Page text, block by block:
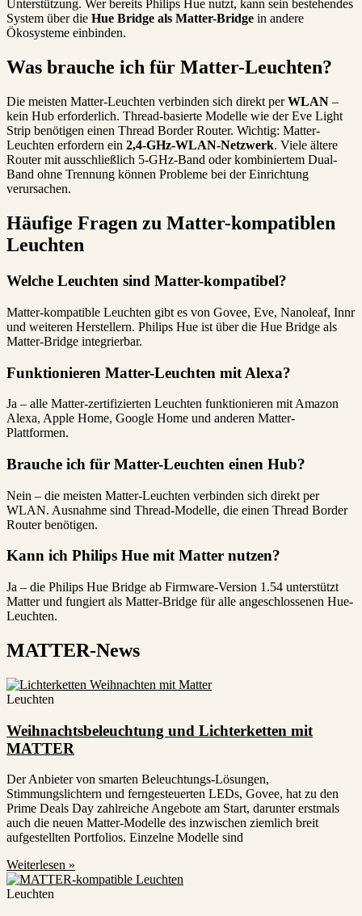
Unterstützung. Wer bereits Philips Hue nutzt, kann sein bestehendes
System über die Hue Bridge als Matter-Bridge in andere
Ökosysteme einbinden.
Was brauche ich für Matter-Leuchten?
Die meisten Matter-Leuchten verbinden sich direkt perWLAN –
kein Hub erforderlich. Thread-basierte Modelle wie der Eve Light
Strip benötigen einen Thread Border Router. Wichtig: Matter-
Leuchten erfordern ein 2,4-GHz-WLAN-Netzwerk. Viele ältere
Router mit ausschließlich 5-GHz-Band oder kombiniertem Dual-
Band ohne Trennung können Probleme bei der Einrichtung
verursachen.
Häufige Fragen zu Matter-kompatiblen
Leuchten
Welche Leuchten sind Matter-kompatibel?
Matter-kompatible Leuchten gibt es von Govee, Eve, Nanoleaf, Innr
und weiteren Herstellern. Philips Hue ist über die Hue Bridge als
Matter-Bridge integrierbar.
Funktionieren Matter-Leuchten mit Alexa?
Ja – alle Matter-zertifizierten Leuchten funktionieren mit Amazon
Alexa, Apple Home, Google Home und anderen Matter-
Plattformen.
Brauche ich für Matter-Leuchten einen Hub?
Nein – die meisten Matter-Leuchten verbinden sich direkt per
WLAN. Ausnahme sind Thread-Modelle, die einen Thread Border
Router benötigen.
Kann ich Philips Hue mit Matter nutzen?
Ja – die Philips Hue Bridge ab Firmware-Version 1.54 unterstützt
Matter und fungiert als Matter-Bridge für alle angeschlossenen Hue-
Leuchten.
MATTER-News
Leuchten
Weihnachtsbeleuchtung und Lichterketten mit
MATTER
Der Anbieter von smarten Beleuchtungs-Lösungen,
Stimmungslichtern und ferngesteuerten LEDs, Govee, hat zu den
Prime Deals Day zahlreiche Angebote am Start, darunter erstmals
auch die neuen Matter-Modelle des inzwischen ziemlich breit
aufgestellten Portfolios. Einzelne Modelle sind
Weiterlesen »
Leuchten